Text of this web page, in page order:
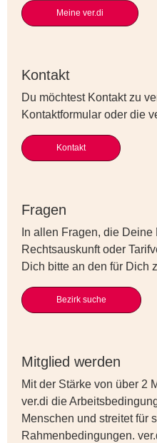
Meine ver.di
Kontakt
Du möchtest Kontakt zu
Kontaktformular oder die
Kontakt
Fragen
In allen Fragen, die
Rechtsauskunft oder
Dich bitte an den für Dich
Bezirk suche
Mitglied werden
Mit der Stärke von über 2
ver.di die
Menschen und streitet für
Rahmenbedingungen.